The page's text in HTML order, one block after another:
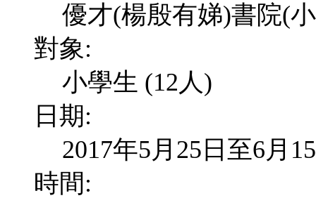
優才(楊殷有娣)書院(
對象:
小學生 (12人)
日期:
2017年5月25日至6月
時間: